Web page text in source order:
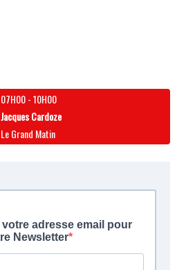
07H00-10H00
Jacques Cardoze
Le Grand Matin